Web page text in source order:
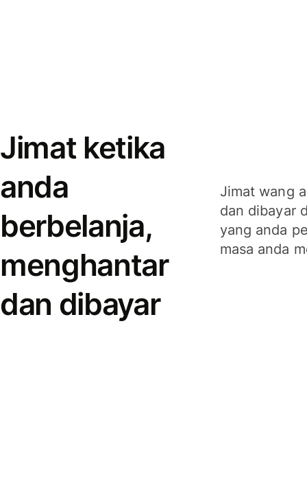
Jimat ketika
anda
berbelanja,
menghantar
dan dibayar
Jimat wang
dan dibayar
yang anda
masa anda